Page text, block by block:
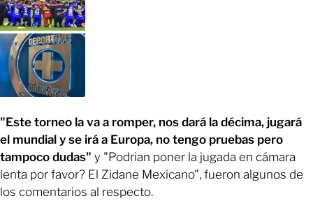
"Este torneo la va a romper, nos dará la décima, jugará
el mundial y se irá a Europa, no tengo pruebas pero
tampoco dudas" y "Podrian poner la jugada en cámara
lenta por favor? El Zidane Mexicano", fueron algunos de
los comentarios al respecto.